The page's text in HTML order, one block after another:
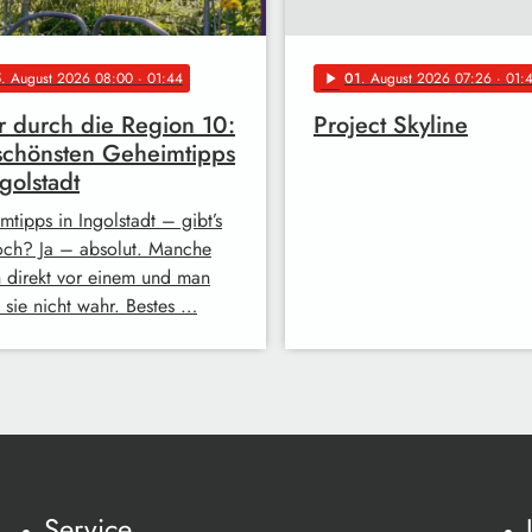
. August 2026 08:00 · 01:44
durch die Region 10:
Geheimtipps
in Ingolstadt – gibt’s
Ja – absolut. Manche
direkt vor einem und man
sie nicht wahr. Bestes …
play_arrow 01. August 2026 07:26 ·
Project Skyline